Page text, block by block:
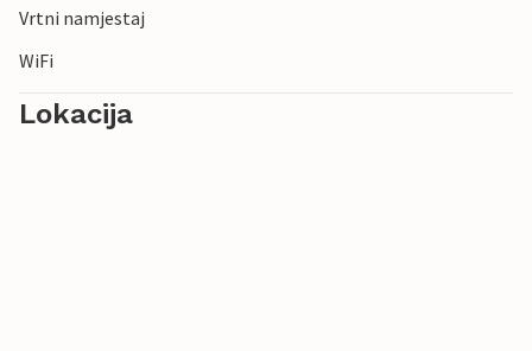
Vrtni namjestaj
WiFi
Lokacija